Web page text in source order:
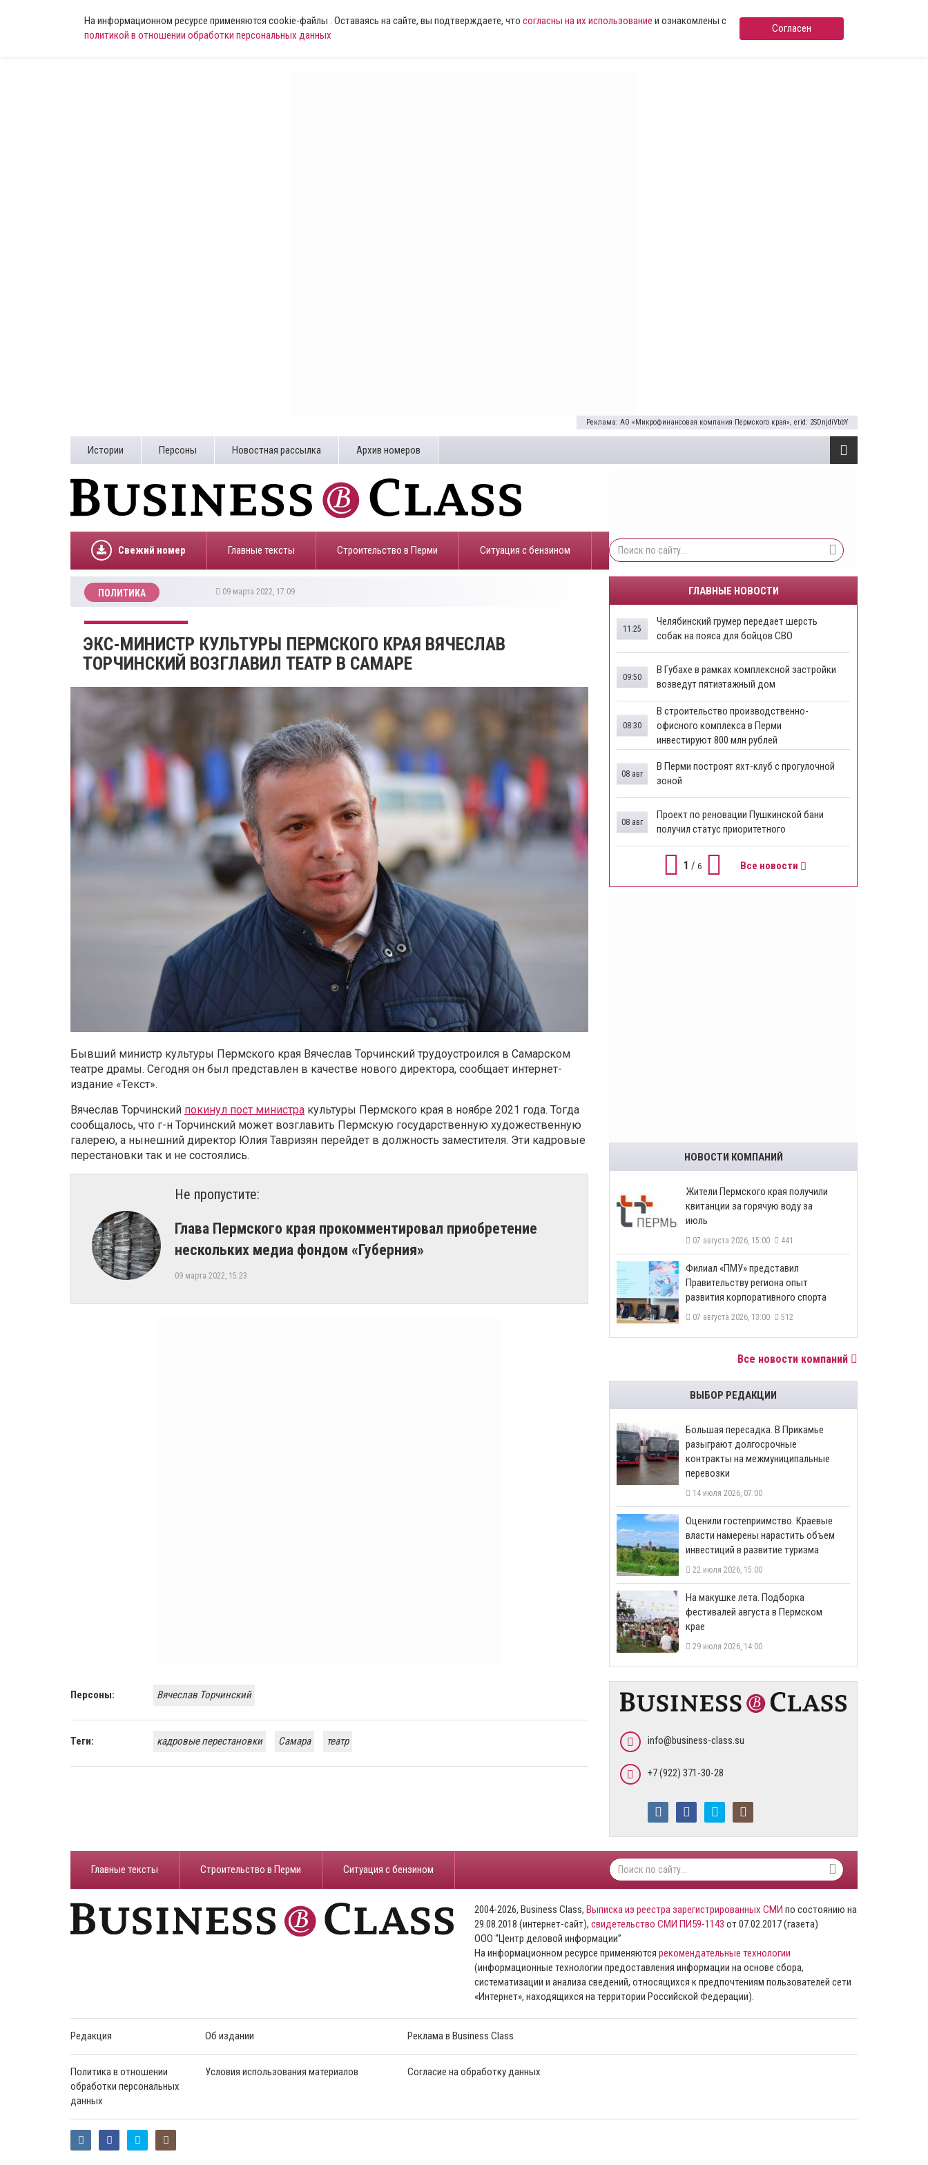
На информационном ресурсе применяются cookie-файлы . Оставаясь на сайте, вы подтверждаете, что согласны на их использование и ознакомлены с
политикой в отношении обработки персональных данных
Согласен
Реклама: АО «Микрофинансовая компания Пермского края», erid: 2SDnjdiVbbY
Истории Персоны Новостная рассылка Архив номеров
Свежий номер Главные тексты Строительство в Перми ​Ситуация с бензином
ПОЛИТИКА 09 марта 2022, 17:09
​ЭКС-МИНИСТР КУЛЬТУРЫ ПЕРМСКОГО КРАЯ ВЯЧЕСЛАВ
ТОРЧИНСКИЙ ВОЗГЛАВИЛ ТЕАТР В САМАРЕ
Бывший министр культуры Пермского края Вячеслав Торчинский трудоустроился в Самарском
театре драмы. Сегодня он был представлен в качестве нового директора, сообщает интернет-
издание «Текст».
Вячеслав Торчинский покинул пост министра культуры Пермского края в ноябре 2021 года. Тогда
сообщалось, что г-н Торчинский может возглавить Пермскую государственную художественную
галерею, а нынешний директор Юлия Тавризян перейдет в должность заместителя. Эти кадровые
перестановки так и не состоялись.
Не пропустите:
​Глава Пермского края прокомментировал приобретение
нескольких медиа фондом «Губерния»
09 марта 2022, 15:23
Персоны: Вячеслав Торчинский
Теги: кадровые перестановки Самара театр
ГЛАВНЫЕ НОВОСТИ
Челябинский грумер передает шерсть
собак на пояса для бойцов СВО
11:25
В Губахе в рамках комплексной застройки
возведут пятиэтажный дом
09:50
​В строительство производственно-
офисного комплекса в Перми
инвестируют 800 млн рублей
08:30
В Перми построят яхт-клуб с прогулочной
зоной
08 авг
​Проект по реновации Пушкинской бани
получил статус приоритетного
08 авг
1 / 6 Все новости
НОВОСТИ КОМПАНИЙ
​Жители Пермского края получили
квитанции за горячую воду за
июль
07 августа 2026, 15:00 441
​Филиал «ПМУ» представил
Правительству региона опыт
развития корпоративного спорта
07 августа 2026, 13:00 512
Все новости компаний
ВЫБОР РЕДАКЦИИ
Большая пересадка. В Прикамье
разыграют долгосрочные
контракты на межмуниципальные
перевозки
14 июля 2026, 07:00
Оценили гостеприимство. Краевые
власти намерены нарастить объем
инвестиций в развитие туризма
22 июля 2026, 15:00
На макушке лета. Подборка
фестивалей августа в Пермском
крае
29 июля 2026, 14:00
info@business-class.su
+7 (922) 371-30-28
Главные тексты Строительство в Перми ​Ситуация с бензином
2004-2026, Business Class, Выписка из реестра зарегистрированных СМИ по состоянию на
29.08.2018 (интернет-сайт), свидетельство СМИ ПИ59-1143 от 07.02.2017 (газета)
ООО “Центр деловой информации”
На информационном ресурсе применяются рекомендательные технологии
(информационные технологии предоставления информации на основе сбора,
систематизации и анализа сведений, относящихся к предпочтениям пользователей сети
«Интернет», находящихся на территории Российской Федерации).
Редакция Об издании Реклама в Business Class
Политика в отношении
обработки персональных
данных
Условия использования материалов Согласие на обработку данных